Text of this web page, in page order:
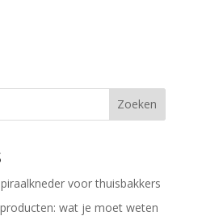
Zoeken
voor thuisbakkers
wat je moet weten